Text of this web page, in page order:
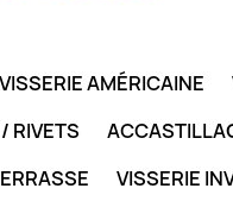
VISSERIE AMÉRICAINE
RIVETS
VISSERIE